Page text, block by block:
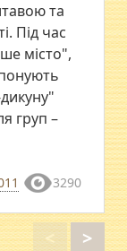
та
Під час
місто",
груп –
3290
< >